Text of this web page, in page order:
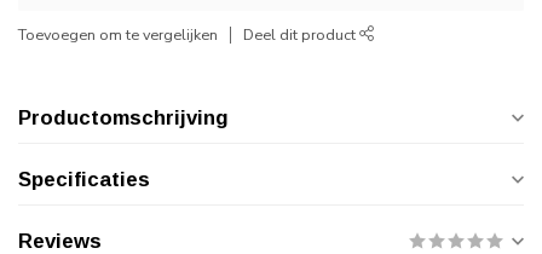
Toevoegen om te vergelijken Deel dit product
Productomschrijving
Specificaties
Reviews